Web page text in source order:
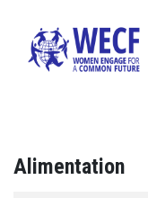
Alimentation